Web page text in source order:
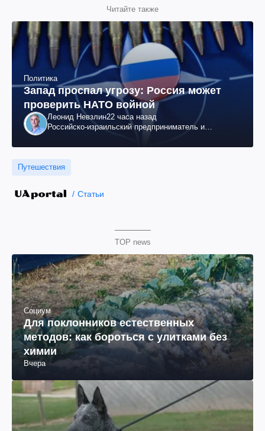
Читайте также
Политика
Запад проспал угрозу: Россия может
проверить НАТО войной
Леонид Невзлин22 часа назад
Российско-израильский предприниматель и
"ЮКОСа"
Путешествия
Статьи
TOP news
Социум
Для поклонников естественных
методов: как бороться с улитками без
химии
Вчера